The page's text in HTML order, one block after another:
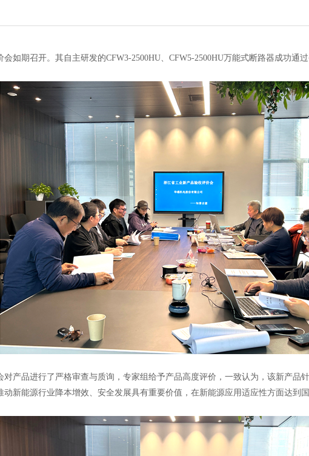
期召开。其自主研发的CFW3-2500HU、CFW5-2500HU万能式断路器成功通过
品进行了严格审查与质询，专家组给予产品高度评价，一致认为，该新产品
新能源行业降本增效、安全发展具有重要价值，在新能源应用适应性方面达到